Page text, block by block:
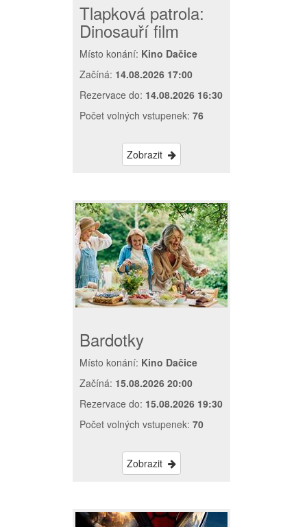
Tlapková patrola:
Dinosauří film
Místo konání: Kino Dačice
Začíná: 14.08.2026 17:00
Rezervace do: 14.08.2026 16:30
Počet volných vstupenek: 76
Zobrazit
Bardotky
Místo konání: Kino Dačice
Začíná: 15.08.2026 20:00
Rezervace do: 15.08.2026 19:30
Počet volných vstupenek: 70
Zobrazit